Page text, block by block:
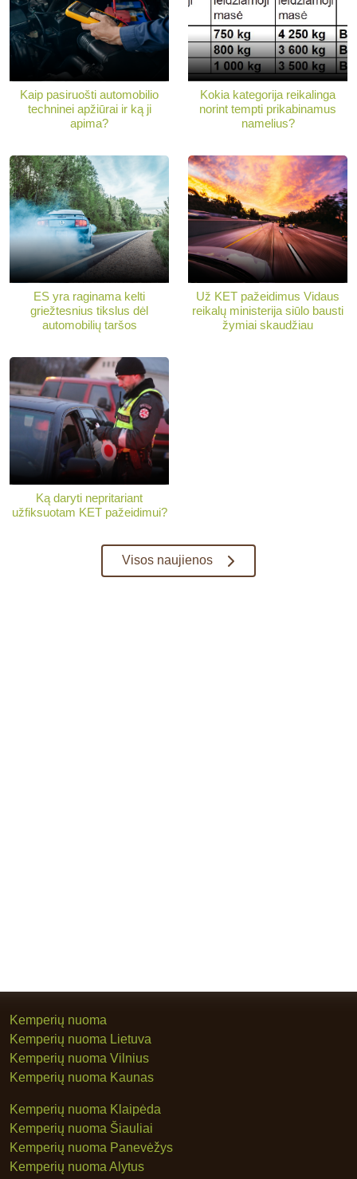
Kaip pasiruošti automobilio
techninei apžiūrai ir ką ji
apima?
Kokia kategorija reikalinga
norint tempti prikabinamus
namelius?
ES yra raginama kelti
griežtesnius tikslus dėl
automobilių taršos
Už KET pažeidimus Vidaus
reikalų ministerija siūlo bausti
žymiai skaudžiau
Ką daryti nepritariant
užfiksuotam KET pažeidimui?
Visos naujienos
Kemperių nuoma
Kemperių nuoma Lietuva
Kemperių nuoma Vilnius
Kemperių nuoma Kaunas
Kemperių nuoma Klaipėda
Kemperių nuoma Šiauliai
Kemperių nuoma Panevėžys
Kemperių nuoma Alytus